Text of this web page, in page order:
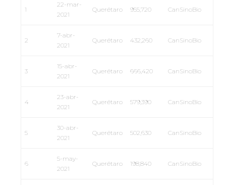
1
22-mar-
2021
Querétaro 955,720 CanSinoBio
2
7-abr-
2021
Querétaro 432,260 CanSinoBio
3
15-abr-
2021
Querétaro 666,420 CanSinoBio
4
23-abr-
2021
Querétaro 579,390 CanSinoBio
5
30-abr-
2021
Querétaro 502,630 CanSinoBio
6
5-may-
2021
Querétaro 198,840 CanSinoBio